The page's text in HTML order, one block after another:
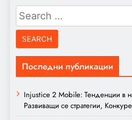
Search
for:
Последни публикации
Injustice 2 Mobile: Тенденции в
Развиващи се стратегии,